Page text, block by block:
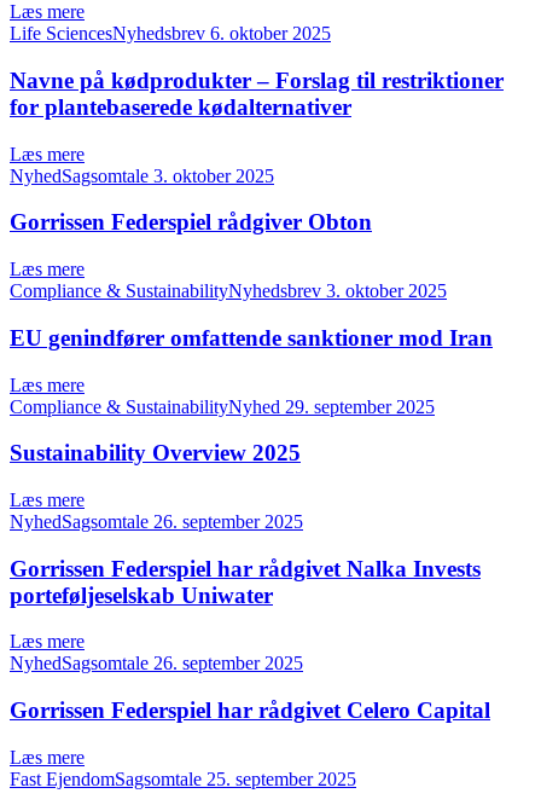
Læs mere
Life SciencesNyhedsbrev 6. oktober 2025
Navne på kødprodukter – Forslag til restriktioner
for plantebaserede kødalternativer
Læs mere
NyhedSagsomtale 3. oktober 2025
Gorrissen Federspiel rådgiver Obton
Læs mere
Compliance & SustainabilityNyhedsbrev 3. oktober 2025
EU genindfører omfattende sanktioner mod Iran
Læs mere
Compliance & SustainabilityNyhed 29. september 2025
Sustainability Overview 2025
Læs mere
NyhedSagsomtale 26. september 2025
Gorrissen Federspiel har rådgivet Nalka Invests
porteføljeselskab Uniwater
Læs mere
NyhedSagsomtale 26. september 2025
Gorrissen Federspiel har rådgivet Celero Capital
Læs mere
Fast EjendomSagsomtale 25. september 2025